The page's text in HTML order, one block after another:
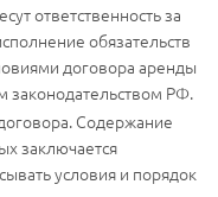
ответственность за
обязательств
договора аренды
РФ.
Содержание
заключается
условия и порядок